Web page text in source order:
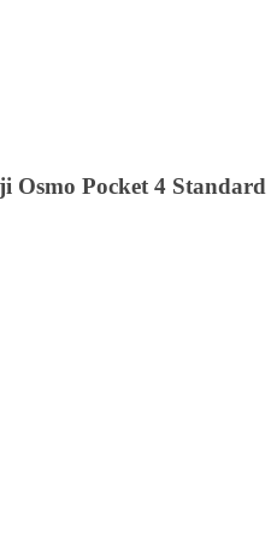
Osmo Pocket 4 Standard